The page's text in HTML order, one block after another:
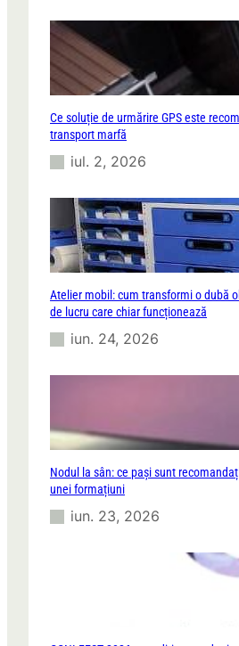
Ce soluție de urmărire GPS este
transport marfă
iul. 2, 2026
Atelier mobil: cum transformi o dubă
de lucru care chiar funcționează
iun. 24, 2026
Nodul la sân: ce pași sunt
unei formațiuni
iun. 23, 2026